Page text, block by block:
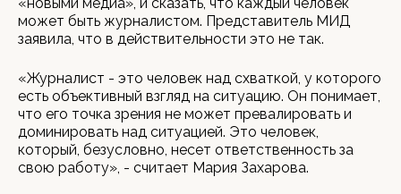
может быть журналистом. Представитель МИД
заявила, что в действительности это не так.
«Журналист - это человек над схваткой, у которого
есть объективный взгляд на ситуацию. Он понимает,
что его точка зрения не может превалировать и
доминировать над ситуацией. Это человек,
который, безусловно, несет ответственность за
свою работу», - считает Мария Захарова.